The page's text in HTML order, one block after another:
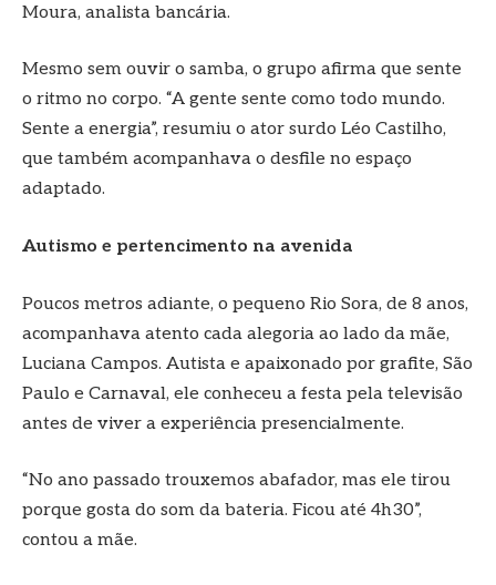
Moura, analista bancária.
Mesmo sem ouvir o samba, o grupo afirma que sente
o ritmo no corpo. “A gente sente como todo mundo.
Sente a energia”, resumiu o ator surdo Léo Castilho,
que também acompanhava o desfile no espaço
adaptado.
Autismo e pertencimento na avenida
Poucos metros adiante, o pequeno Rio Sora, de 8 anos,
acompanhava atento cada alegoria ao lado da mãe,
Luciana Campos. Autista e apaixonado por grafite, São
Paulo e Carnaval, ele conheceu a festa pela televisão
antes de viver a experiência presencialmente.
“No ano passado trouxemos abafador, mas ele tirou
porque gosta do som da bateria. Ficou até 4h30”,
contou a mãe.